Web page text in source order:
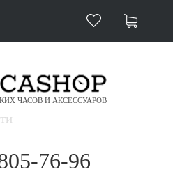
ЧАСОВ И АКСЕССУАРОВ
76-96